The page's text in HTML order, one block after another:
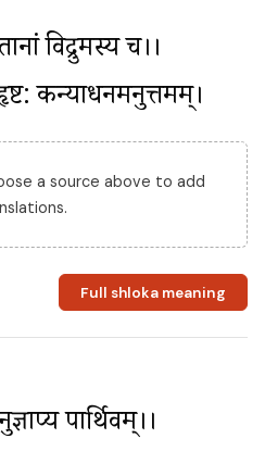
विद्रुमस्य च।।
कन्याधनमनुत्तमम्।
a source above to add
Full shloka meaning
पार्थिवम्।।